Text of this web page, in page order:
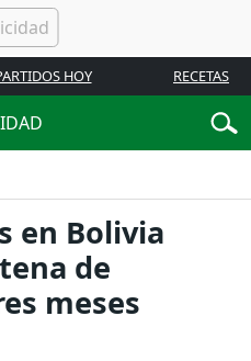
HOY RECETAS
en Bolivia
de
meses